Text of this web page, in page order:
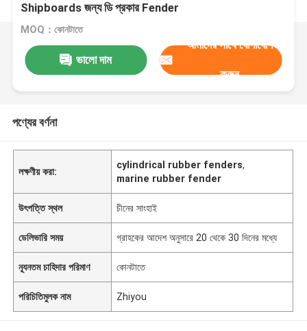
Shipboards জন্য ডি প্রকার Fender
MOQ：কোনটাতে
ভালো দাম
আমাদের সাথে যোগাযোগ
করুন
পণ্যের বর্ণনা
লক্ষণীয় করা:
cylindrical rubber fenders,
marine rubber fender
উৎপত্তি স্থল চীনের সাংহাই
ডেলিভারি সময় গ্রাহকের আদেশ অনুসারে 20 থেকে 30 দিনের মধ্যে
ন্যূনতম চাহিদার পরিমাণ কোনটাতে
পরিচিতিমুলক নাম Zhiyou